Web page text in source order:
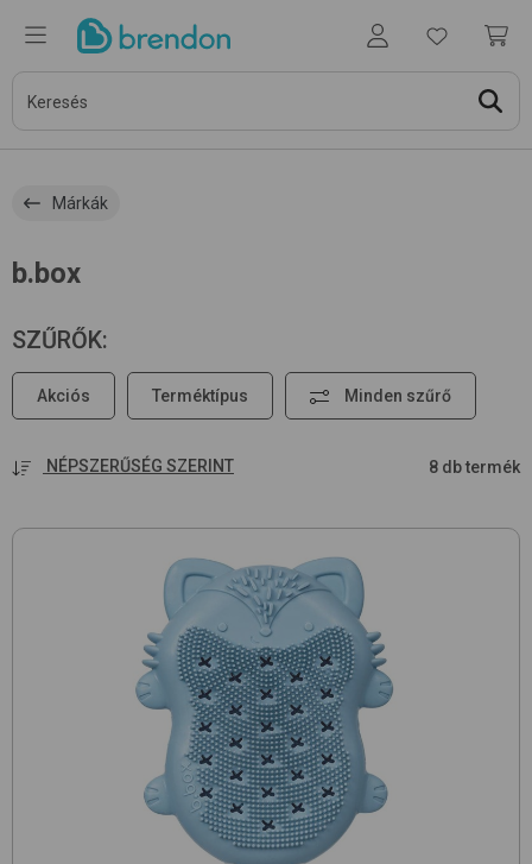
Márkák
b.box
SZŰRŐK:
Akciós Terméktípus Minden szűrő
NÉPSZERŰSÉG SZERINT 8 db termék